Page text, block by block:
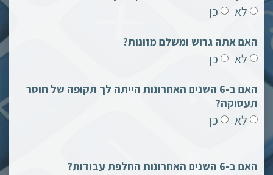
לא כן
האם אתה גרוש ומשלם מזונות?
לא כן
האם ב-6 השנים האחרונות הייתה לך תקופה של חוסר
תעסוקה?
לא כן
האם ב-6 השנים האחרונות החלפת עבודות?